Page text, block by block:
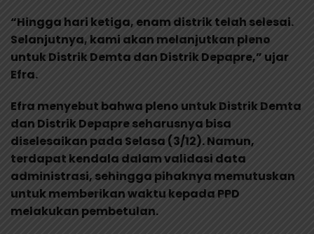
“Hingga hari ketiga, enam distrik telah selesai.
Selanjutnya, kami akan melanjutkan pleno
untuk Distrik Demta dan Distrik Depapre,” ujar
Efra.
Efra menyebut bahwa pleno untuk Distrik Demta
dan Distrik Depapre seharusnya bisa
diselesaikan pada Selasa (3/12). Namun,
terdapat kendala dalam validasi data
administrasi, sehingga pihaknya memutuskan
untuk memberikan waktu kepada PPD
melakukan pembetulan.